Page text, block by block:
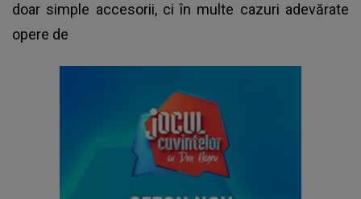
doar simple accesorii, ci în multe cazuri adevărate
opere de